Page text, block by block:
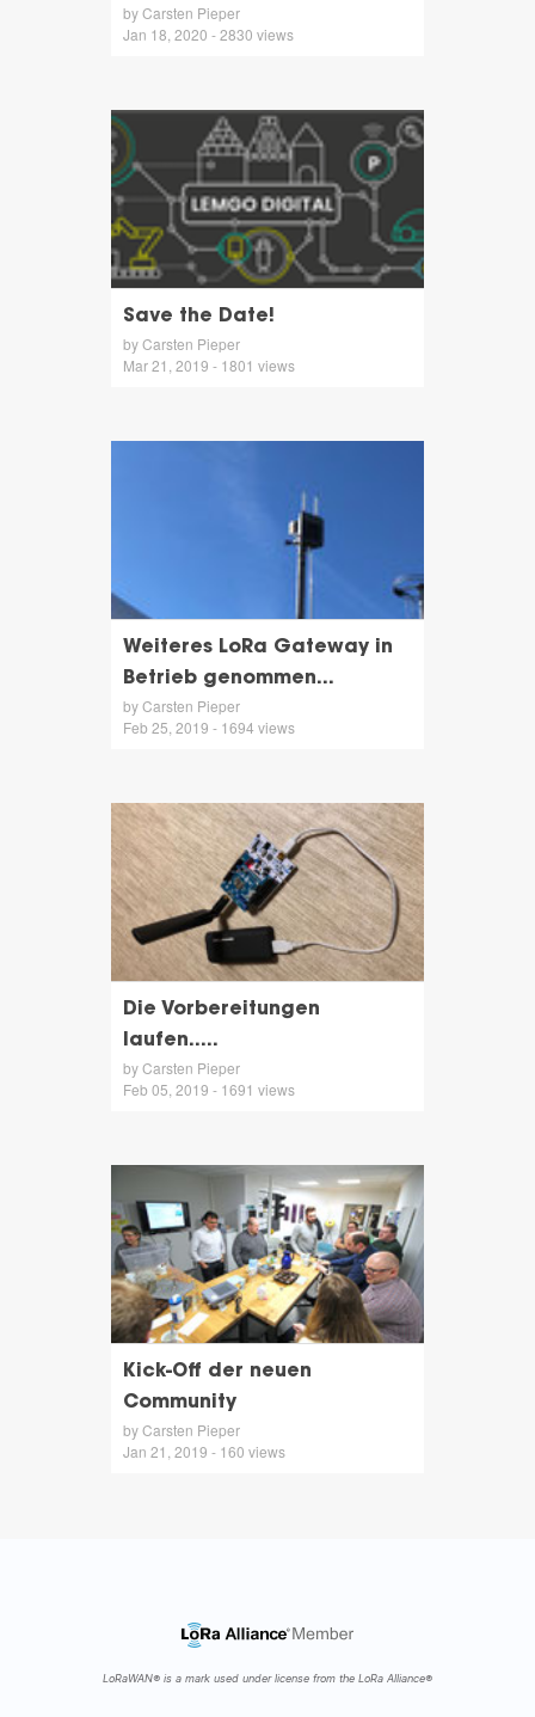
by Carsten Pieper
Jan 18, 2020 - 2830 views
Save the Date!
by Carsten Pieper
Mar 21, 2019 - 1801 views
Weiteres LoRa Gateway in
Betrieb genommen...
by Carsten Pieper
Feb 25, 2019 - 1694 views
Die Vorbereitungen
laufen.....
by Carsten Pieper
Feb 05, 2019 - 1691 views
Kick-Off der neuen
Community
by Carsten Pieper
Jan 21, 2019 - 160 views